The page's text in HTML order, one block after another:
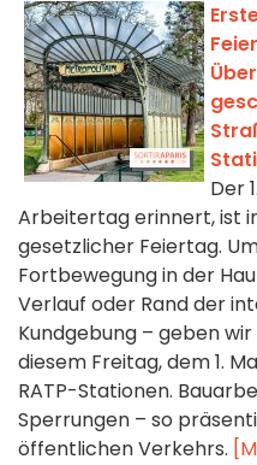
Der
Arbeitertag erinnert, ist
gesetzlicher Feiertag.
Fortbewegung in der
Verlauf oder Rand der
Kundgebung – geben
diesem Freitag, dem 1.
RATP-Stationen.
Sperrungen – so
öffentlichen Verkehrs.